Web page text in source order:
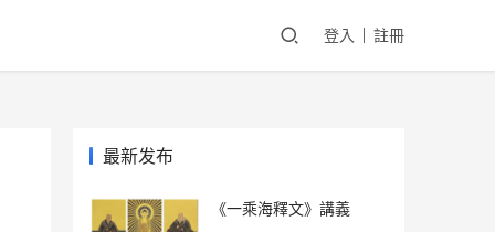
登入 註冊
最新发布
《一乘海釋文》講義